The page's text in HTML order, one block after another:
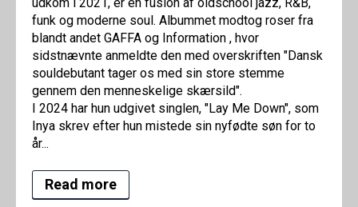
funk og moderne soul. Albummet modtog roser fra
blandt andet GAFFA og Information , hvor
sidstnævnte anmeldte den med overskriften "Dansk
souldebutant tager os med sin store stemme
gennem den menneskelige skærsild".
I 2024 har hun udgivet singlen, "Lay Me Down", som
Inya skrev efter hun mistede sin nyfødte søn for to
år...
Read more